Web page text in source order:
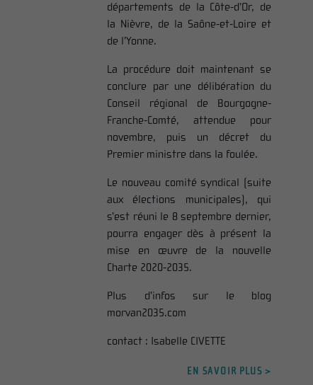
départements de la Côte-d’Or, de
la Nièvre, de la Saône-et-Loire et
de l’Yonne.
La procédure doit maintenant se
conclure par une délibération du
Conseil régional de Bourgogne-
Franche-Comté, attendue pour
novembre, puis un décret du
Premier ministre dans la foulée.
Le nouveau comité syndical (suite
aux élections municipales), qui
s’est réuni le 8 septembre dernier,
pourra engager dès à présent la
mise en œuvre de la nouvelle
Charte 2020-2035.
Plus d’infos sur le blog
morvan2035.com
contact : Isabelle CIVETTE
EN SAVOIR PLUS >